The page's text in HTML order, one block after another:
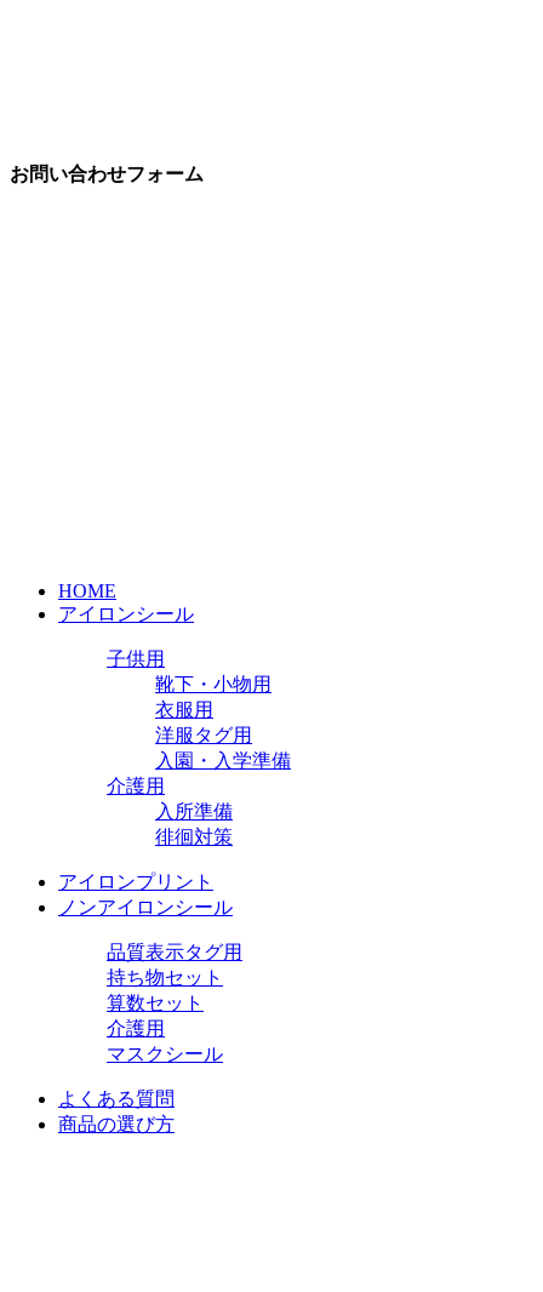
お問い合わせフォーム
HOME
アイロンシール
子供用
靴下・小物用
衣服用
洋服タグ用
入園・入学準備
介護用
入所準備
徘徊対策
アイロンプリント
ノンアイロンシール
品質表示タグ用
持ち物セット
算数セット
介護用
マスクシール
よくある質問
商品の選び方